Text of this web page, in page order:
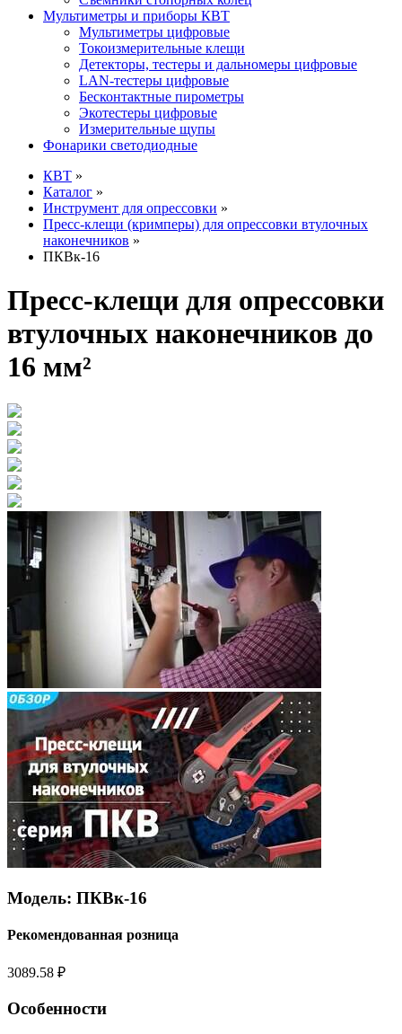
Мультиметры и приборы КВТ
Мультиметры цифровые
Токоизмерительные клещи
Детекторы, тестеры и дальномеры цифровые
LAN-тестеры цифровые
Бесконтактные пирометры
Экотестеры цифровые
Измерительные щупы
Фонарики светодиодные
КВТ »
Каталог »
Инструмент для опрессовки »
Пресс-клещи (кримперы) для опрессовки втулочных
наконечников »
ПКВк-16
Пресс-клещи для опрессовки
втулочных наконечников до
16 мм²
Модель: ПКВк-16
Рекомендованная розница
3089.58 ₽
Особенности